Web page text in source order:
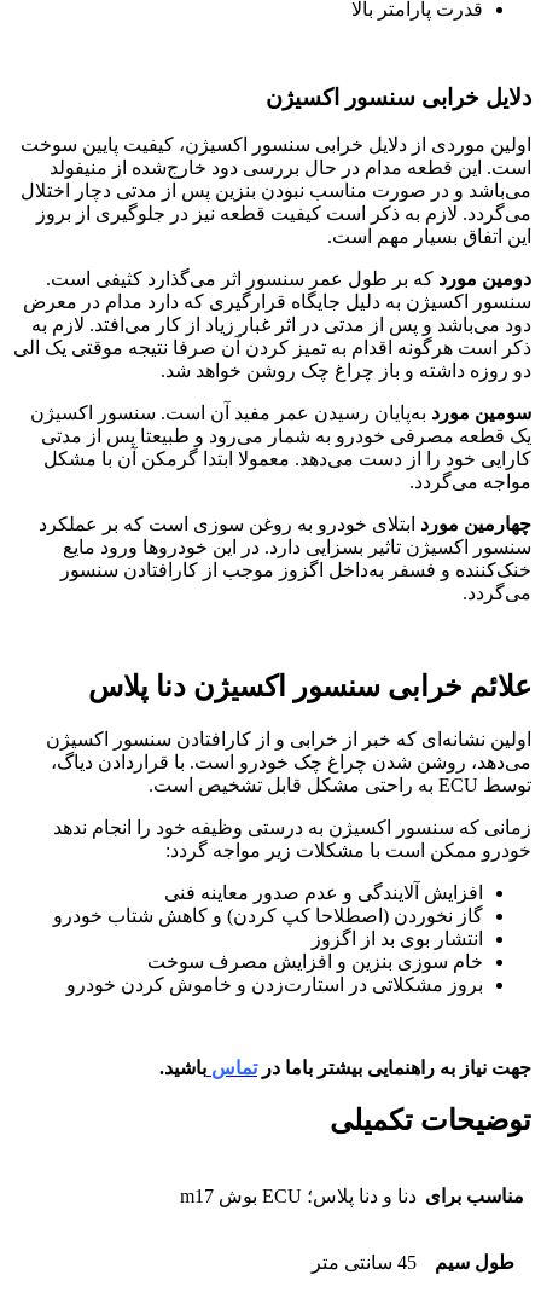
قدرت پارامتر بالا
دلایل خرابی سنسور اکسیژن
اولین موردی از دلایل خرابی سنسور اکسیژن، کیفیت پایین سوخت
است. این قطعه مدام در حال بررسی دود خارج‌شده از منیفولد
می‌باشد و در صورت مناسب نبودن بنزین پس از مدتی دچار اختلال
می‌گردد. لازم به ذکر است کیفیت قطعه نیز در جلوگیری از بروز
این اتفاق بسیار مهم است.
دومین مورد که بر طول عمر سنسور اثر می‌گذارد کثیفی است.
سنسور اکسیژن به دلیل جایگاه قرارگیری که دارد مدام در معرض
دود می‌باشد و پس از مدتی در اثر غبار زیاد از کار می‌افتد. لازم به
ذکر است هرگونه اقدام به تمیز کردن آن صرفا نتیجه موقتی یک الی
دو روزه داشته و باز چراغ چک روشن خواهد شد.
سومین مورد به‌پایان رسیدن عمر مفید آن است. سنسور اکسیژن
یک قطعه مصرفی خودرو به شمار می‌رود و طبیعتا پس از مدتی
کارایی خود را از دست می‌دهد. معمولا ابتدا گرمکن آن با مشکل
مواجه می‌گردد.
چهارمین مورد ابتلای خودرو به روغن سوزی است که بر عملکرد
سنسور اکسیژن تاثیر بسزایی دارد. در این خودروها ورود مایع
خنک‌کننده و فسفر به‌داخل اگزوز موجب از کارافتادن سنسور
می‌گردد.
علائم خرابی سنسور اکسیژن دنا پلاس
اولین نشانه‌ای که خبر از خرابی و از کارافتادن سنسور اکسیژن
می‌دهد، روشن شدن چراغ چک خودرو است. با قراردادن دیاگ،
توسط ECU به راحتی مشکل قابل تشخیص است.
زمانی که سنسور اکسیژن به درستی وظیفه خود را انجام ندهد
خودرو ممکن است با مشکلات زیر مواجه گردد:
افزایش آلایندگی و عدم صدور معاینه فنی
گاز نخوردن (اصطلاحا کپ کردن) و کاهش شتاب خودرو
انتشار بوی بد از اگزوز
خام سوزی بنزین و افزایش مصرف سوخت
بروز مشکلاتی در استارت‌زدن و خاموش کردن خودرو
جهت نیاز به راهنمایی بیشتر باما درتماس باشید.
توضیحات تکمیلی
مناسب برای دنا و دنا پلاس؛ ECU بوش m17
طول سیم 45 سانتی متر